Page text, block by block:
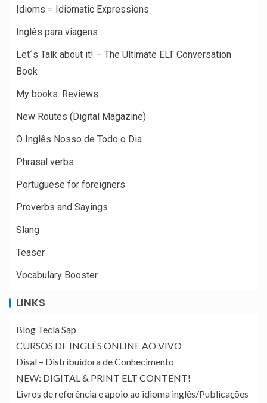
Idioms = Idiomatic Expressions
Inglês para viagens
Let´s Talk about it! – The Ultimate ELT Conversation
Book
My books: Reviews
New Routes (Digital Magazine)
O Inglês Nosso de Todo o Dia
Phrasal verbs
Portuguese for foreigners
Proverbs and Sayings
Slang
Teaser
Vocabulary Booster
LINKS
Blog Tecla Sap
CURSOS DE INGLÊS ONLINE AO VIVO
Disal – Distribuidora de Conhecimento
NEW: DIGITAL & PRINT ELT CONTENT!
Livros de referência e apoio ao idioma inglês/Publicações